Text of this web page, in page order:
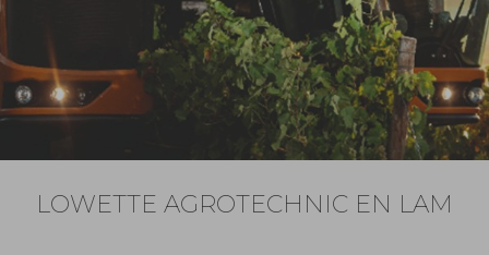
LOWETTE AGROTECHNIC EN LAM